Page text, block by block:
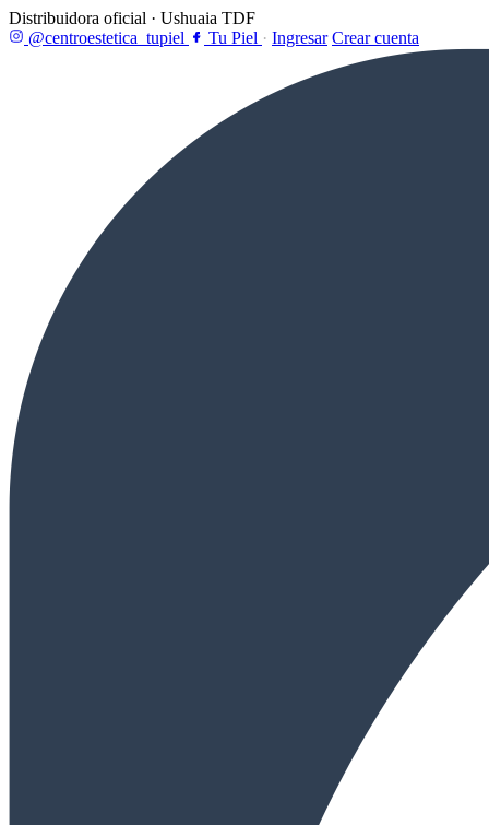
Distribuidora oficial · Ushuaia TDF
@centroestetica_tupiel
Tu Piel · Ingresar Crear cuenta